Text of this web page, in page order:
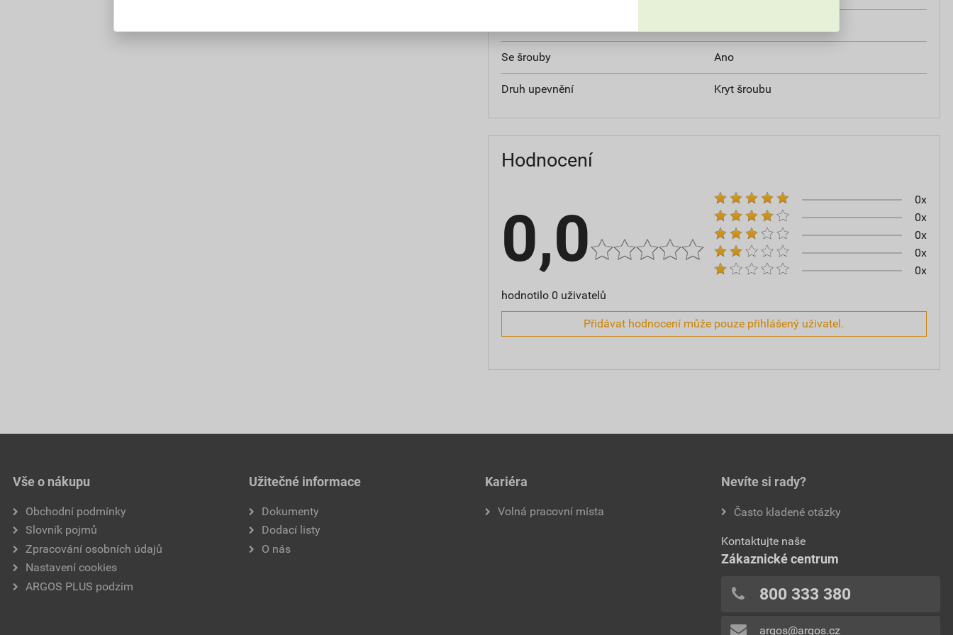
Se šrouby Ano
Druh upevnění Kryt šroubu
Hodnocení
0,0
hodnotilo 0 uživatelů
0x
0x
0x
0x
0x
Přidávat hodnocení může pouze přihlášený uživatel.
Vše o nákupu
Obchodní podmínky
Slovník pojmů
Zpracování osobních údajů
Nastavení cookies
ARGOS PLUS podzim
Užitečné informace
Dokumenty
Dodací listy
O nás
Kariéra
Volná pracovní místa
Nevíte si rady?
Často kladené otázky
Kontaktujte naše
Zákaznické centrum
800 333 380
argos@argos.cz